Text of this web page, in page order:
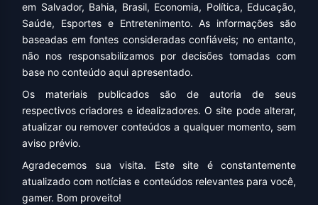
em Salvador, Bahia, Brasil, Economia, Política, Educação,
Saúde, Esportes e Entretenimento. As informações são
baseadas em fontes consideradas confiáveis; no entanto,
não nos responsabilizamos por decisões tomadas com
base no conteúdo aqui apresentado.
Os materiais publicados são de autoria de seus
respectivos criadores e idealizadores. O site pode alterar,
atualizar ou remover conteúdos a qualquer momento, sem
aviso prévio.
Agradecemos sua visita. Este site é constantemente
atualizado com notícias e conteúdos relevantes para você,
gamer. Bom proveito!